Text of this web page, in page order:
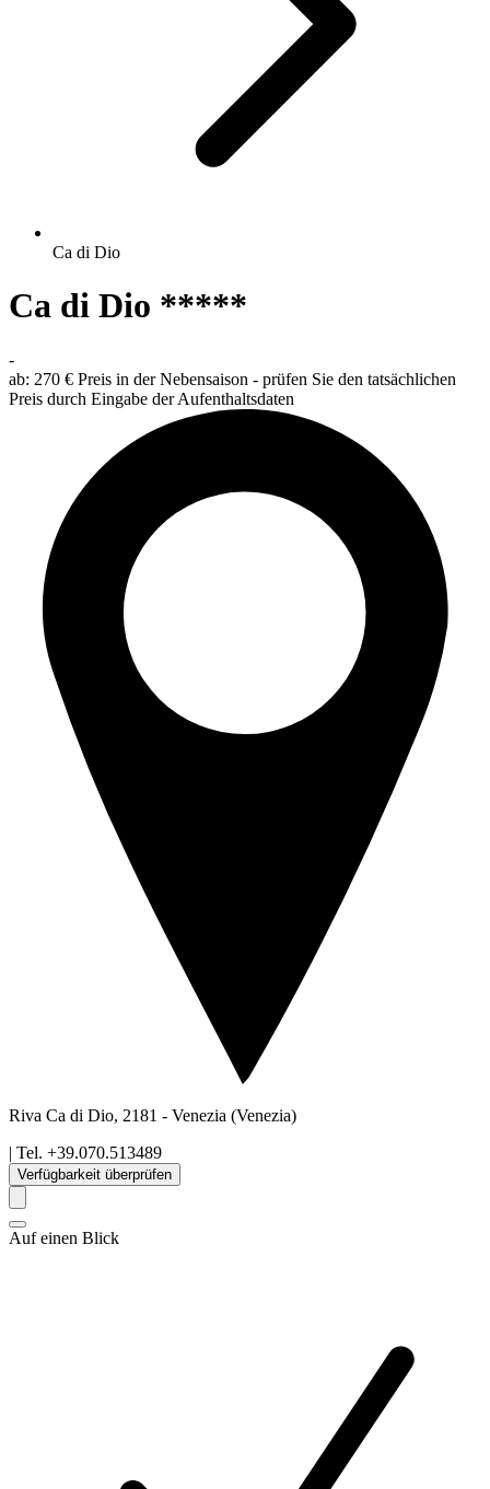
Ca di Dio
Ca di Dio *****
-
ab: 270 € Preis in der Nebensaison - prüfen Sie den tatsächlichen
Preis durch Eingabe der Aufenthaltsdaten
Riva Ca di Dio, 2181 - Venezia (Venezia)
| Tel. +39.070.513489
Verfügbarkeit überprüfen
Auf einen Blick